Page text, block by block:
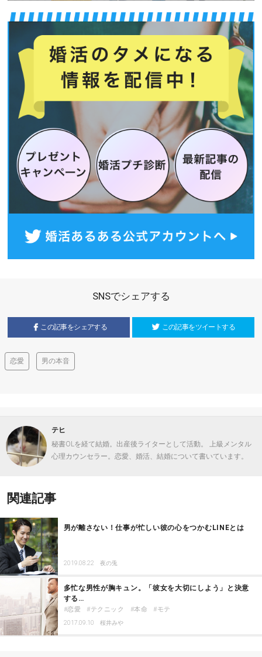
SNSでシェアする
この記事をシェアする この記事をツイートする
恋愛 男の本音
テヒ
秘書OLを経て結婚。出産後ライターとして活動。 上級メンタル
心理カウンセラー。恋愛、婚活、結婚について書いています。
関連記事
男が離さない！仕事が忙しい彼の心をつかむLINEとは
2019.08.22 夜の兎
多忙な男性が胸キュン。「彼女を大切にしよう」と決意
する…
恋愛 テクニック 本命 モテ
2017.09.10 桜井みや